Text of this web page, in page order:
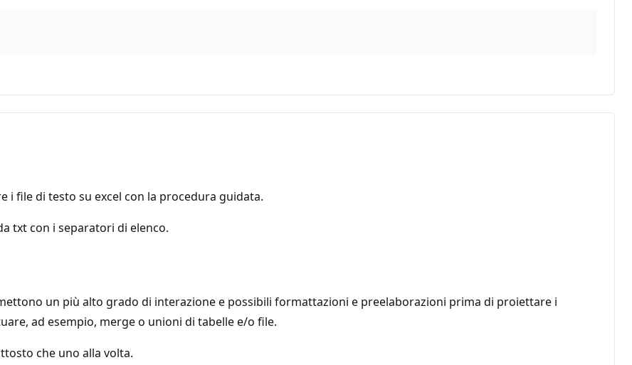
i file di testo su excel con la procedura guidata.
txt con i separatori di elenco.
un più alto grado di interazione e possibili formattazioni e preelaborazioni prima di proiettare i
ad esempio, merge o unioni di tabelle e/o file.
che uno alla volta.